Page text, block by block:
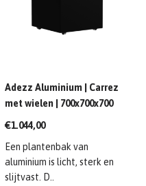
Adezz Aluminium | Carrez
met wielen | 700x700x700
mm
€1.044,00
Een plantenbak van
aluminium is licht, sterk en
slijtvast. D..